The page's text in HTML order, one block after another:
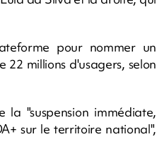
pour nommer un
millions d'usagers, selon
"suspension immédiate,
sur le territoire national",